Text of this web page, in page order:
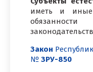
иметь и
Закон
№ ЗРУ-850